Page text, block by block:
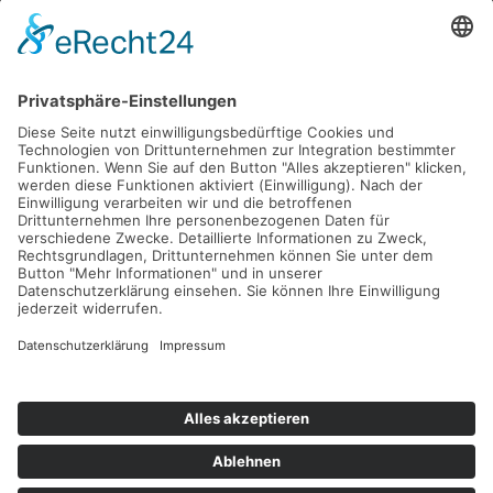
Fax: 040 555 22 44
Nachricht senden
Navigation
Immobilien Aktuelles
Für Eigentümer Kontakt
Referenzen Impressum
Verwaltung
Vertrag widerrufen